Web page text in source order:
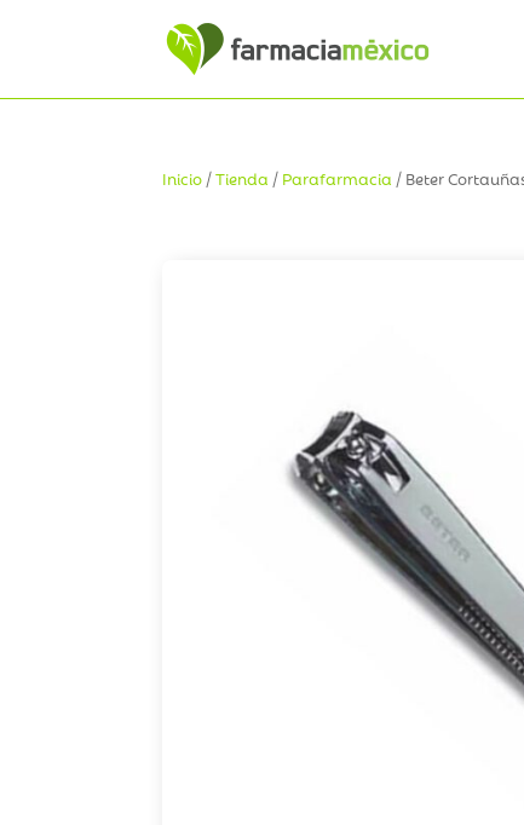
Inicio /Tienda / Parafarmacia / Beter